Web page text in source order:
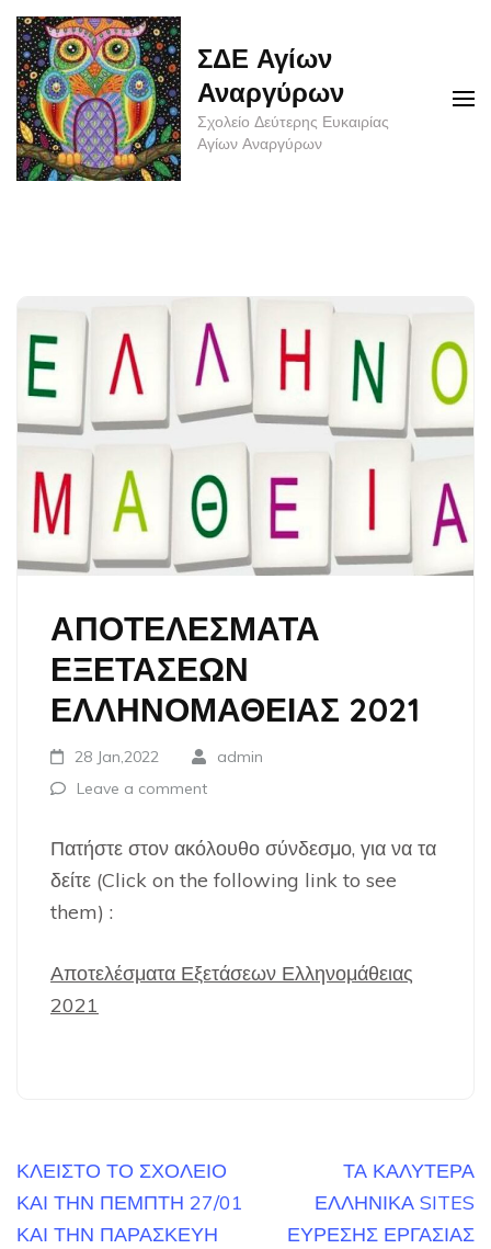
Skip
content
(Press
Enter)
ΣΔΕ Αγίων
Αναργύρων
Σχολείο Δεύτερης Ευκαιρίας
Αγίων Αναργύρων
ΑΠΟΤΕΛΕΣΜΑΤΑ
ΕΞΕΤΑΣΕΩΝ
ΕΛΛΗΝΟΜΑΘΕΙΑΣ 2021
28 Jan,2022
admin
Leave a comment
Πατήστε στον ακόλουθο σύνδεσμο, για να τα
δείτε (Click on the following link to see
them) :
Αποτελέσματα Εξετάσεων Ελληνομάθειας
2021
Post
navigation
ΚΛΕΙΣΤΟ ΤΟ ΣΧΟΛΕΙΟ
ΚΑΙ ΤΗΝ ΠΕΜΠΤΗ 27/01
ΚΑΙ ΤΗΝ ΠΑΡΑΣΚΕΥΗ
ΤΑ ΚΑΛΥΤΕΡΑ
ΕΛΛΗΝΙΚΑ SITES
ΕΥΡΕΣΗΣ ΕΡΓΑΣΙΑΣ